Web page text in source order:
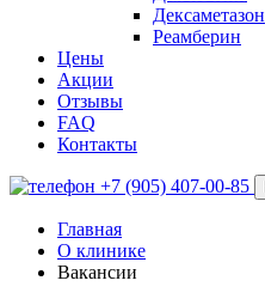
Дексаметазон
Реамберин
Цены
Акции
Отзывы
FAQ
Контакты
+7 (905) 407-00-85
Главная
О клинике
Вакансии